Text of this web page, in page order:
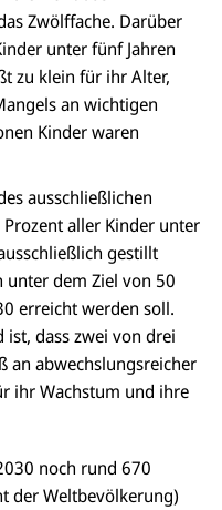
Zwölffache. Darüber
unter fünf Jahren
zu klein für ihr Alter,
an wichtigen
Kinder waren
ausschließlichen
aller Kinder unter
gestillt
unter dem Ziel von 50
erreicht werden soll.
ist, dass zwei von drei
an abwechslungsreicher
ihr Wachstum und ihre
noch rund 670
der Weltbevölkerung)